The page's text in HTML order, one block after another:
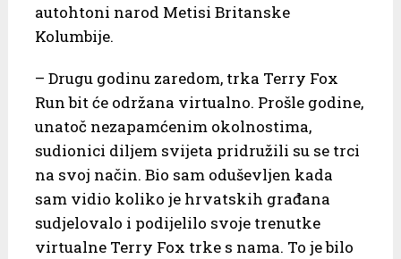
autohtoni narod Metisi Britanske
Kolumbije.
– Drugu godinu zaredom, trka Terry Fox
Run bit će održana virtualno. Prošle godine,
unatoč nezapamćenim okolnostima,
sudionici diljem svijeta pridružili su se trci
na svoj način. Bio sam oduševljen kada
sam vidio koliko je hrvatskih građana
sudjelovalo i podijelilo svoje trenutke
virtualne Terry Fox trke s nama. To je bilo